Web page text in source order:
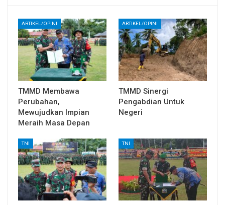
ARTIKEL/OPINI
TMMD Membawa
Perubahan,
Mewujudkan Impian
Meraih Masa Depan
ARTIKEL/OPINI
TMMD Sinergi
Pengabdian Untuk
Negeri
TNI TNI